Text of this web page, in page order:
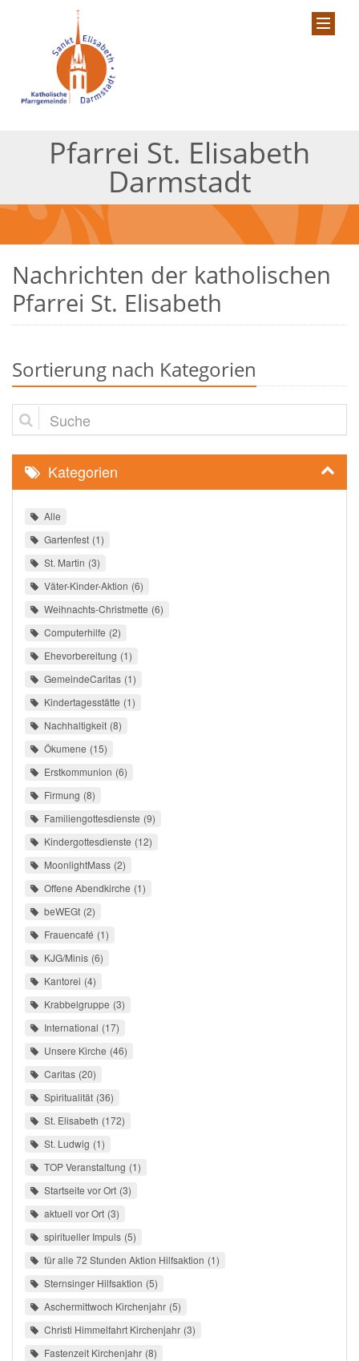
Pfarrei St. Elisabeth
Darmstadt
Nachrichten der katholischen
Pfarrei St. Elisabeth
Sortierung nach Kategorien
Suche
Kategorien
Alle
Gartenfest 1
St. Martin 3
Väter-Kinder-Aktion 6
Weihnachts-Christmette 6
Computerhilfe 2
Ehevorbereitung 1
GemeindeCaritas 1
Kindertagesstätte 1
Nachhaltigkeit 8
Ökumene 15
Erstkommunion 6
Firmung 8
Familiengottesdienste 9
Kindergottesdienste 12
MoonlightMass 2
Offene Abendkirche 1
beWEGt 2
Frauencafé 1
KJG/Minis 6
Kantorei 4
Krabbelgruppe 3
International 17
Unsere Kirche 46
Caritas 20
Spiritualität 36
St. Elisabeth 172
St. Ludwig 1
TOP Veranstaltung 1
Startseite vor Ort 3
aktuell vor Ort 3
spiritueller Impuls 5
für alle 72 Stunden Aktion Hilfsaktion 1
Sternsinger Hilfsaktion 5
Aschermittwoch Kirchenjahr 5
Christi Himmelfahrt Kirchenjahr 3
Fastenzeit Kirchenjahr 8